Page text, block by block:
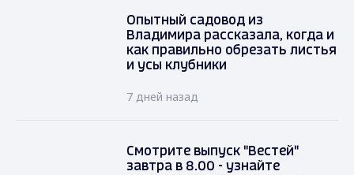
Опытный садовод из
Владимира рассказала, когда и
как правильно обрезать листья
и усы клубники
7 дней назад
Смотрите выпуск "Вестей"
завтра в 8.00 - узнайте